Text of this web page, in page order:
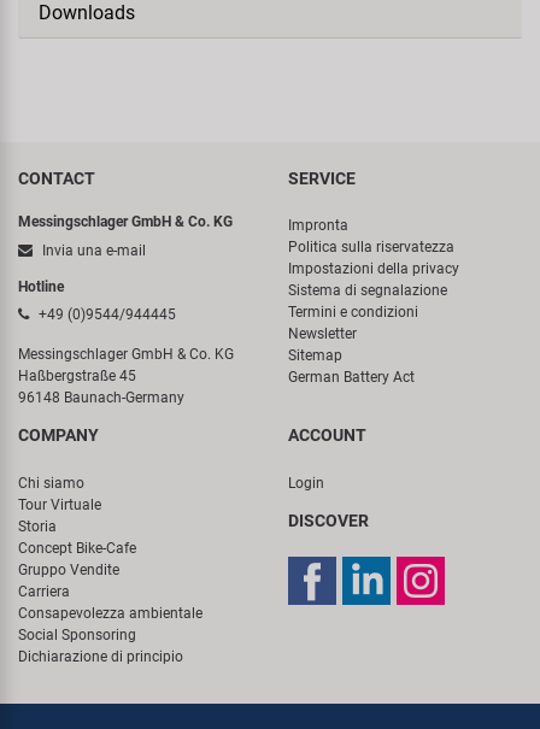
Downloads
CONTACT
Messingschlager GmbH & Co. KG
Invia una e-mail
Hotline
+49 (0)9544/944445
Messingschlager GmbH & Co. KG
Haßbergstraße 45
96148 Baunach-Germany
SERVICE
Impronta
Politica sulla riservatezza
Impostazioni della privacy
Sistema di segnalazione
Termini e condizioni
Newsletter
Sitemap
German Battery Act
COMPANY
Chi siamo
Tour Virtuale
Storia
Concept Bike-Cafe
Gruppo Vendite
Carriera
Consapevolezza ambientale
Social Sponsoring
Dichiarazione di principio
ACCOUNT
Login
DISCOVER